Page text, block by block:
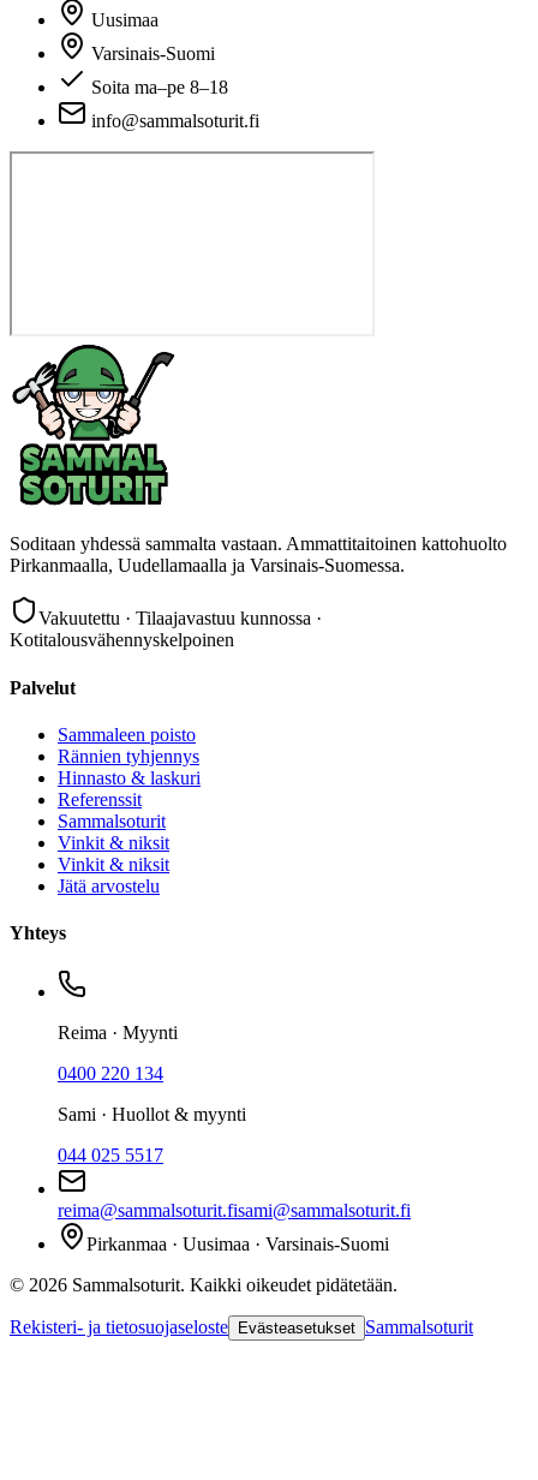
Uusimaa
Varsinais-Suomi
Soita ma–pe 8–18
info@sammalsoturit.fi
Soditaan yhdessä sammalta vastaan. Ammattitaitoinen kattohuolto
Pirkanmaalla, Uudellamaalla ja Varsinais-Suomessa.
Vakuutettu · Tilaajavastuu kunnossa ·
Kotitalousvähennyskelpoinen
Palvelut
Sammaleen poisto
Rännien tyhjennys
Hinnasto & laskuri
Referenssit
Sammalsoturit
Vinkit & niksit
Vinkit & niksit
Jätä arvostelu
Yhteys
Reima · Myynti
0400 220 134
Sami · Huollot & myynti
044 025 5517
reima@sammalsoturit.fisami@sammalsoturit.fi
Pirkanmaa · Uusimaa · Varsinais-Suomi
© 2026 Sammalsoturit. Kaikki oikeudet pidätetään.
Rekisteri- ja tietosuojaseloste Evästeasetukset Sammalsoturit